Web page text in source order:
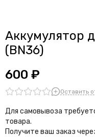
Аккумулятор
(BN36)
600 ₽
Оставить
Для самовывоза
товара.
Получите ваш заказ